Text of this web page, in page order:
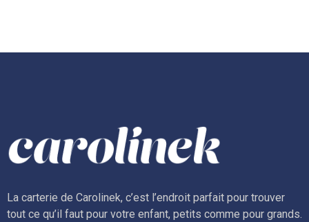
La carterie de Carolinek, c’est l’endroit parfait pour trouver
tout ce qu’il faut pour votre enfant, petits comme pour grands.